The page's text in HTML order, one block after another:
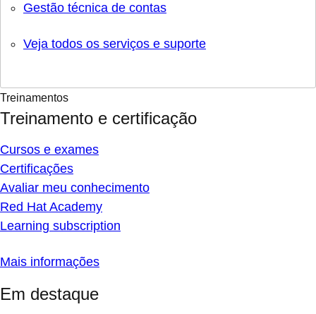
Gestão técnica de contas
Veja todos os serviços e suporte
Treinamentos
Treinamento e certificação
Cursos e exames
Certificações
Avaliar meu conhecimento
Red Hat Academy
Learning subscription
Mais informações
Em destaque